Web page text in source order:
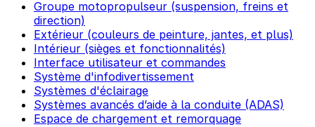
Groupe motopropulseur (suspension, freins et
direction)
Extérieur (couleurs de peinture, jantes, et plus)
Intérieur (sièges et fonctionnalités)
Interface utilisateur et commandes
Système d'infodivertissement
Systèmes d'éclairage
Systèmes avancés d’aide à la conduite (ADAS)
Espace de chargement et remorquage